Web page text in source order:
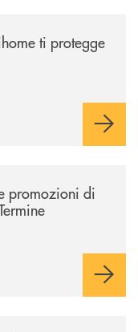
ti protegge
promozioni di